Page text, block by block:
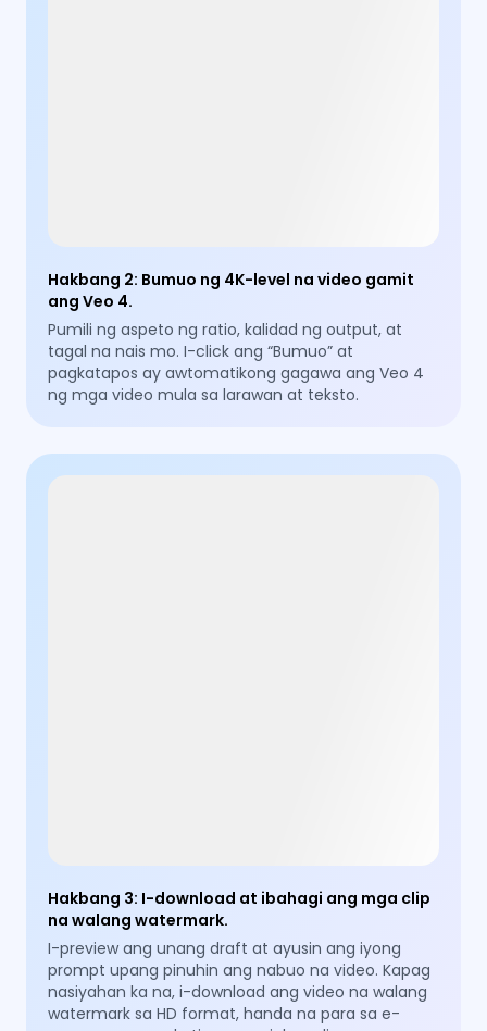
Hakbang 2: Bumuo ng 4K-level na video gamit
ang Veo 4.
Pumili ng aspeto ng ratio, kalidad ng output, at
tagal na nais mo. I-click ang “Bumuo” at
pagkatapos ay awtomatikong gagawa ang Veo 4
ng mga video mula sa larawan at teksto.
Hakbang 3: I-download at ibahagi ang mga clip
na walang watermark.
I-preview ang unang draft at ayusin ang iyong
prompt upang pinuhin ang nabuo na video. Kapag
nasiyahan ka na, i-download ang video na walang
watermark sa HD format, handa na para sa e-